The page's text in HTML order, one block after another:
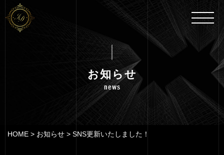
お知らせ
news
HOME > お知らせ > SNS更新いたしました！